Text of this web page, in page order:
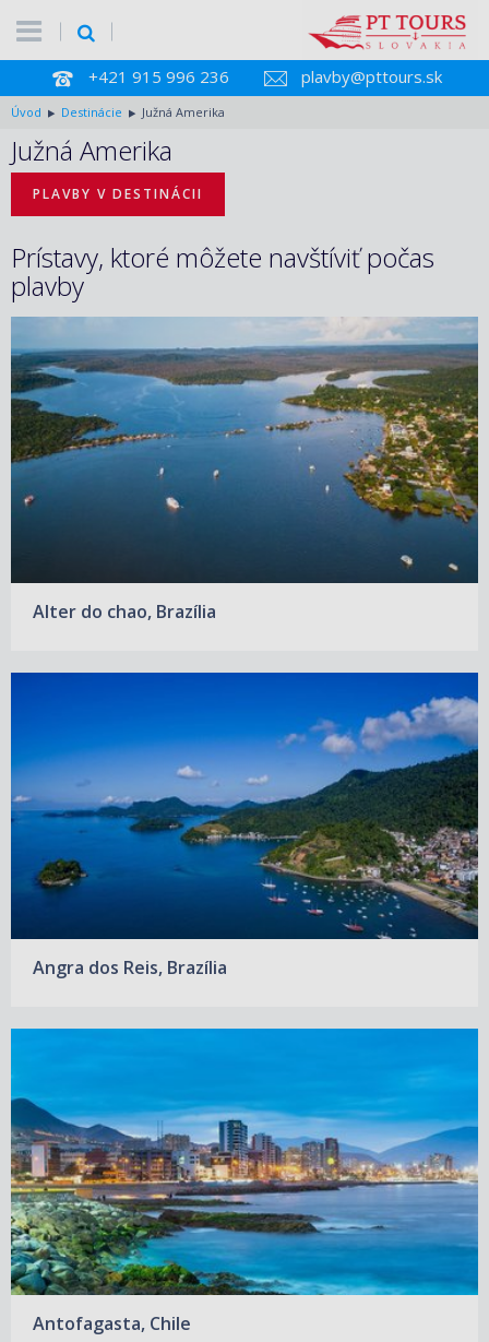
+421 915 996 236 plavby@pttours.sk
Úvod Destinácie Južná Amerika
Južná Amerika
PLAVBY V DESTINÁCII
Prístavy, ktoré môžete navštíviť počas
plavby
Alter do chao, Brazília
Angra dos Reis, Brazília
Antofagasta, Chile